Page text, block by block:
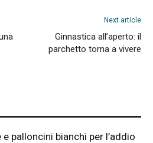
Next article
Ginnastica all’aperto: il
parchetto torna a vivere
e palloncini bianchi per l’addio